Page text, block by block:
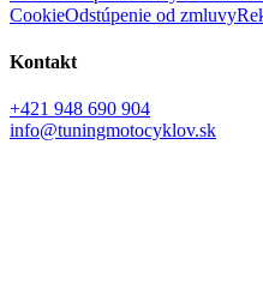
CookieOdstúpenie od zmluvy
Kontakt
+421 948 690 904
info@tuningmotocyklov.sk